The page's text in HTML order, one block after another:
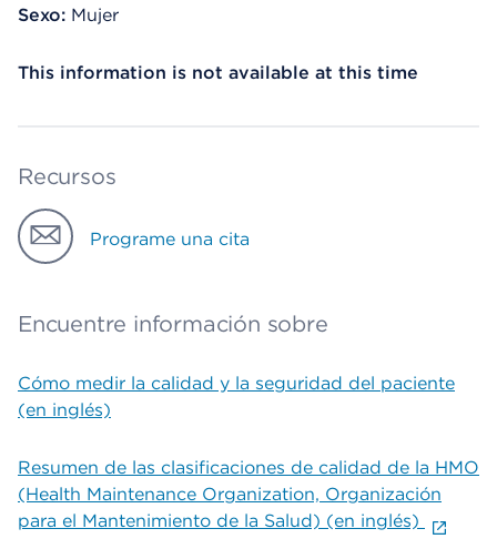
Sexo: Mujer
This information is not available at this time
Recursos
Programe una cita
Encuentre información sobre
Cómo medir la calidad y la seguridad del paciente
(en inglés)
Resumen de las clasificaciones de calidad de la HMO
(Health Maintenance Organization, Organización
para el Mantenimiento de la Salud) (en inglés)